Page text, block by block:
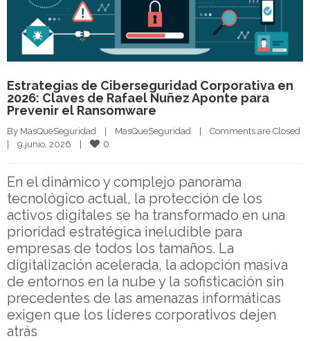
Estrategias de Ciberseguridad Corporativa en
2026: Claves de Rafael Nuñez Aponte para
Prevenir el Ransomware
By MasQueSeguridad MasQueSeguridad
Comments are Closed
9 junio, 2026 0
En el dinámico y complejo panorama
tecnológico actual, la protección de los
activos digitales se ha transformado en una
prioridad estratégica ineludible para
empresas de todos los tamaños. La
digitalización acelerada, la adopción masiva
de entornos en la nube y la sofisticación sin
precedentes de las amenazas informáticas
exigen que los líderes corporativos dejen
atrás